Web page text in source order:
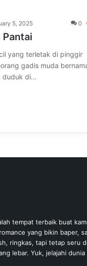
5, 2025 0
Pantai
yang terletak di pinggir
gadis muda
duduk di…
tempat terbaik buat
yang bikin baper,
ringkas, tapi tetap seru
lebar. Yuk, jelajahi